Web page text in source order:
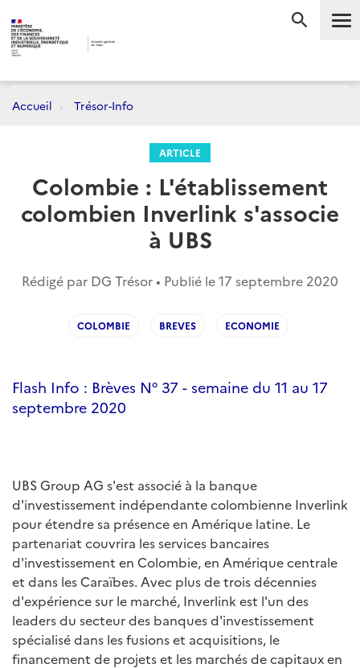
Accueil Trésor-Info
ARTICLE
Colombie : L'établissement
colombien Inverlink s'associe
à UBS
Rédigé par DG Trésor • Publié le17 septembre 2020
COLOMBIE BREVES ECONOMIE
Flash Info : Brèves N° 37 - semaine du 11 au 17
septembre 2020
UBS Group AG s'est associé à la banque
d'investissement indépendante colombienne Inverlink
pour étendre sa présence en Amérique latine. Le
partenariat couvrira les services bancaires
d'investissement en Colombie, en Amérique centrale
et dans les Caraïbes. Avec plus de trois décennies
d'expérience sur le marché, Inverlink est l'un des
leaders du secteur des banques d'investissement
spécialisé dans les fusions et acquisitions, le
financement de projets et les marchés de capitaux en